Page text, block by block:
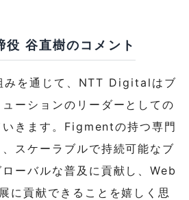
谷直樹のコメント
みを通じて、NTT Digitalはブ
ーションのリーダーとしての
きます。Figmentの持つ専門
スケーラブルで持続可能なブ
ーバルな普及に貢献し、Web
に貢献できることを嬉しく思